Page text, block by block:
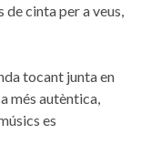
cinta per ​a veus,​
tocant junta⁤ en
més‌ autèntica,
es